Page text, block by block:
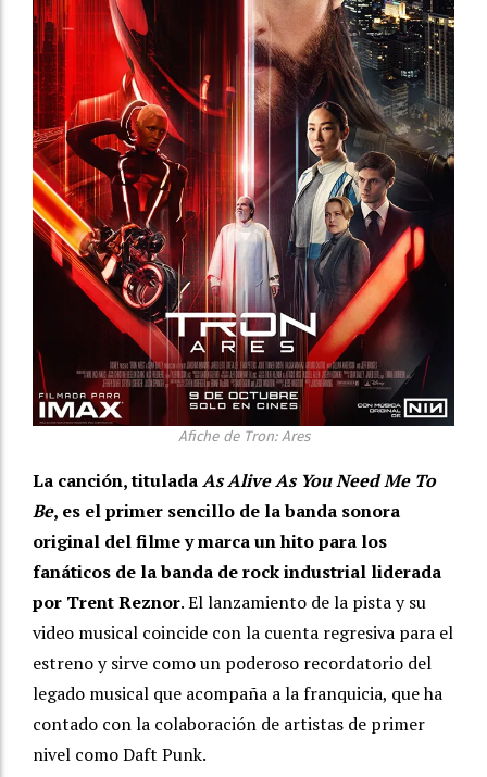
Afiche de Tron: Ares
La canción, tituladaAs Alive As You Need Me To
Be, es el primer sencillo de la banda sonora
original del filme y marca un hito para los
fanáticos de la banda de rock industrial liderada
por Trent Reznor. El lanzamiento de la pista y su
video musical coincide con la cuenta regresiva para el
estreno y sirve como un poderoso recordatorio del
legado musical que acompaña a la franquicia, que ha
contado con la colaboración de artistas de primer
nivel como Daft Punk.